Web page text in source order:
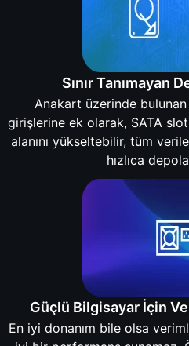
Sınır Tanımayan
Anakart üzerinde
girişlerine ek olarak, SATA
alanını yükseltebilir, tüm
hızlıca
Güçlü Bilgisayar İçin
En iyi donanım bile olsa